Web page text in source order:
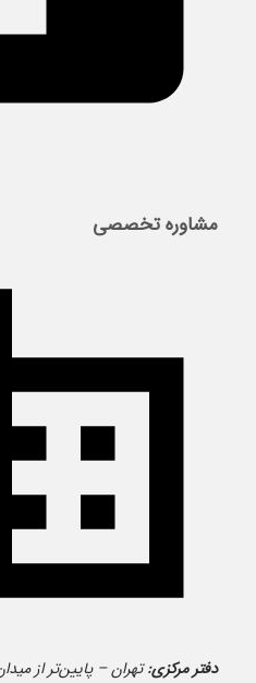
مشاوره تخصصی
دفتر مرکزی:تهران – پایین‌تر از